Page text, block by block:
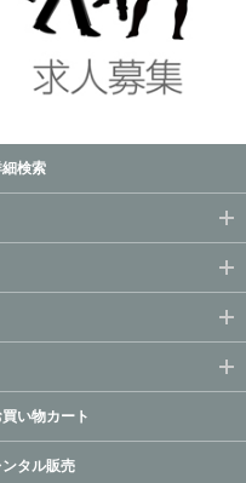
検索
買い物カート
ンタル販売